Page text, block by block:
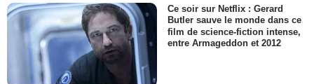
Ce soir sur Netflix : Gerard
Butler sauve le monde dans ce
film de science-fiction intense,
entre Armageddon et 2012